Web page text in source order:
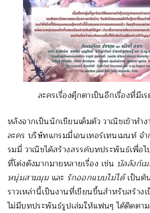
ละครเรื่องตุ๊กตาเป็นอีกเรื่องที่มีเ
หลังจากเป็นนักเขียนเต็มตัว วาณิชเข้าทำ
ละคร บริษัทแกรมมี่เอนเทอร์เทนเมนท์ จ
รมมี่ วาณิชได้สร้างสรรค์บทประพันธ์เพื่อไ
ที่โด่งดังมากมายหลายเรื่อง เช่น บัลลังก์เ
หนุ่มสามมุมและ รักออกแบบไม่ได้เป็นต้
ราวเหล่านี้เป็นงานที่เขียนขึ้นสำหรับสร้าง
ไม่มีบทประพันธ์รูปเล่มให้แฟนๆ ได้ติดตา